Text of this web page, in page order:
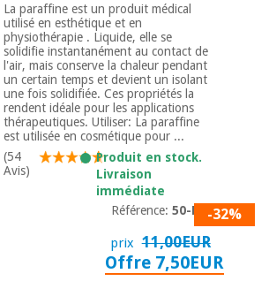
(déstockage)
La paraffine est un produit médical
utilisé en esthétique et en
physiothérapie . Liquide, elle se
solidifie instantanément au contact de
l'air, mais conserve la chaleur pendant
un certain temps et devient un isolant
une fois solidifiée. Ces propriétés la
rendent idéale pour les applications
thérapeutiques. Utiliser: La paraffine
est utilisée en cosmétique pour ...
(54
Avis)
Produit en stock.
Livraison
immédiate
Référence:50-PL1-32%
prix 11,00EUR
Offre 7,50EUR